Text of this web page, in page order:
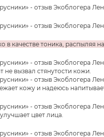
в качестве тоника, распыляя
не вызвал стянутости кожи.
кожу и надеюсь
улучшает цвет лица.